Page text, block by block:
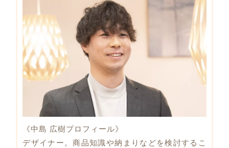
《中島 広樹プロフィール》
デザイナー。商品知識や納まりなどを検討するこ